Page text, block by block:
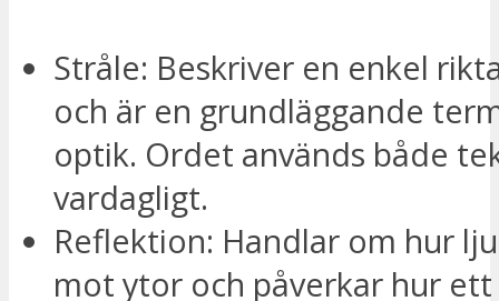
Stråle: Beskriver en enkel
och är en grundläggande
optik. Ordet används både
vardagligt.
Reflektion: Handlar om hur
mot ytor och påverkar hur ett